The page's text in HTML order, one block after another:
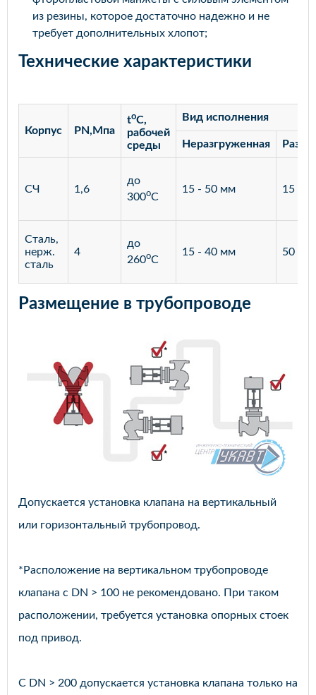
из резины, которое достаточно надежно и не
требует дополнительных хлопот;
Технические характеристики
Корпус PN,Мпа
toC,
рабочей
среды
Вид исполнения
Неразгруженная
СЧ 1,6
до
300oС
15 - 50 мм 15 -
Сталь,
нерж.
сталь
4
до
260oС
15 - 40 мм 50 -
Размещение в трубопроводе
Допускается установка клапана на вертикальный
или горизонтальный трубопровод.
*Расположение на вертикальном трубопроводе
клапана с DN > 100 не рекомендовано. При таком
расположении, требуется установка опорных стоек
под привод.
С DN > 200 допускается установка клапана только на